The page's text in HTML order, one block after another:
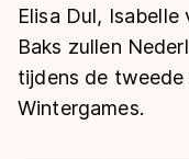
Langebaan
Shorttrack
Inlineskaten
Uitslagen
Langebaan
Shorttrack
Tijden &
Elisa Dul, Isabelle
Baks zullen
tijdens de
Wintergames.